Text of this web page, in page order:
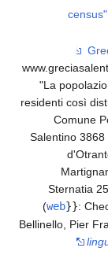
La
residenti così
Comune Popolazione Calimera 7351 Carpignano
Salentino
Sternatia
web}}:
)
Bellinello, Pier